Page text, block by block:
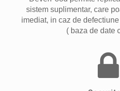
sistem suplimentar, care
imediat, in caz de
( baza de date